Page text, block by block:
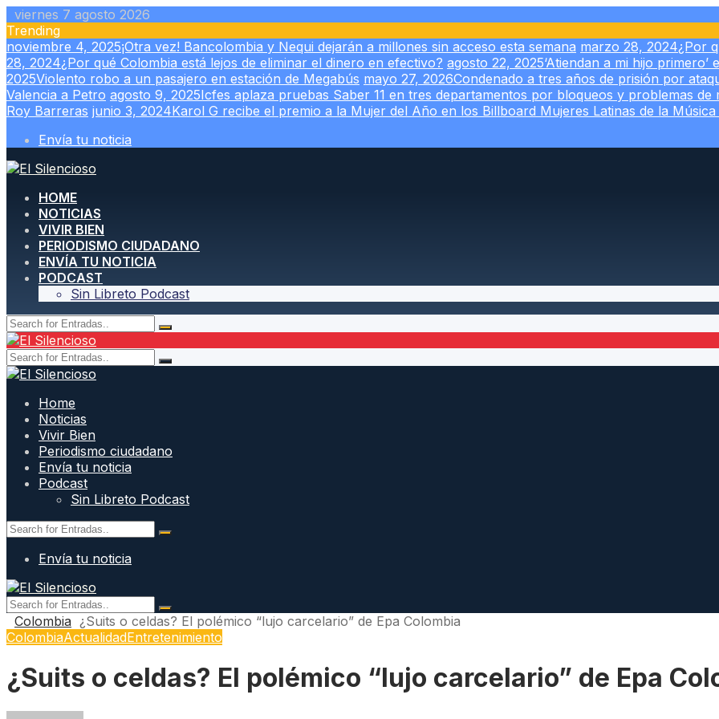
Skip
to
content
viernes 7 agosto 2026
Trending
noviembre 4, 2025¡Otra vez! Bancolombia y Nequi dejarán a millones sin acceso esta semana marzo 28, 2024¿Por
28, 2024¿Por qué Colombia está lejos de eliminar el dinero en efectivo? agosto 22, 2025‘Atiendan a mi hijo
2025Violento robo a un pasajero en estación de Megabús mayo 27, 2026Condenado a tres años de prisión por
Valencia a Petro agosto 9, 2025Icfes aplaza pruebas Saber 11 en tres departamentos por bloqueos y problemas de
Roy Barreras junio 3, 2024Karol G recibe el premio a la Mujer del Año en los Billboard Mujeres Latinas de la
Envía tu noticia
HOME
NOTICIAS
VIVIR BIEN
PERIODISMO CIUDADANO
ENVÍA TU NOTICIA
PODCAST
Sin Libreto Podcast
Home
Noticias
Vivir Bien
Periodismo ciudadano
Envía tu noticia
Podcast
Sin Libreto Podcast
Envía tu noticia
Colombia ¿Suits o celdas? El polémico “lujo carcelario” de Epa Colombia
ColombiaActualidadEntretenimiento
¿Suits o celdas? El polémico “lujo carcelario” de Epa